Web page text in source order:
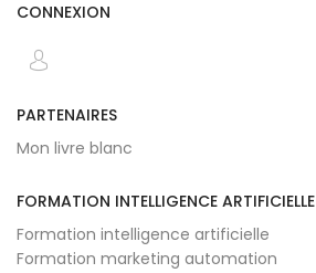
CONNEXION
PARTENAIRES
Mon livre blanc
FORMATION INTELLIGENCE ARTIFICIELLE
Formation intelligence artificielle
Formation marketing automation